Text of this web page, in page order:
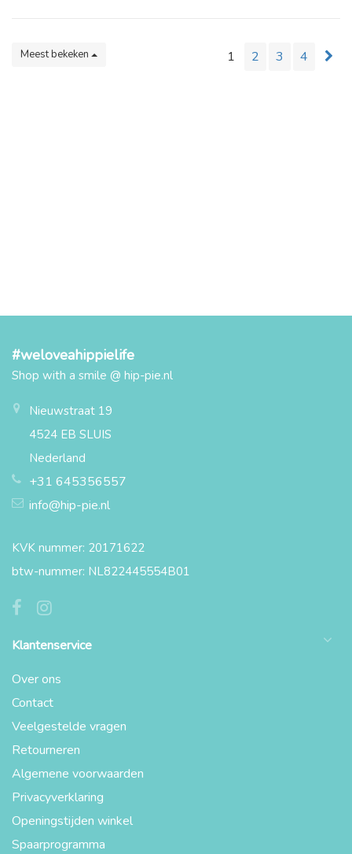
Meest bekeken 1 2 3 4
#weloveahippielife
Shop with a smile @ hip-pie.nl
Nieuwstraat 19
4524 EB SLUIS
Nederland
+31 645356557
info@hip-pie.nl
KVK nummer: 20171622
btw-nummer: NL822445554B01
Klantenservice
Over ons
Contact
Veelgestelde vragen
Retourneren
Algemene voorwaarden
Privacyverklaring
Openingstijden winkel
Spaarprogramma